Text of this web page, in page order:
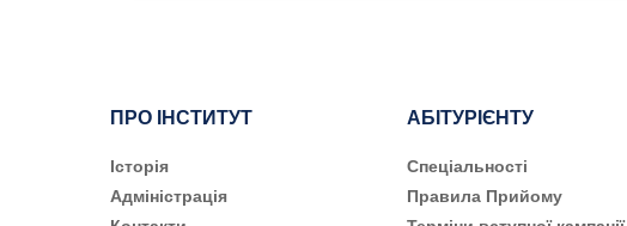
ПРО ІНСТИТУТ
Історія
Адміністрація
АБІТУРІЄНТУ
Cпеціальності
Правила Прийому